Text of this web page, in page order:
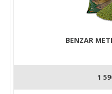
BENZAR
1